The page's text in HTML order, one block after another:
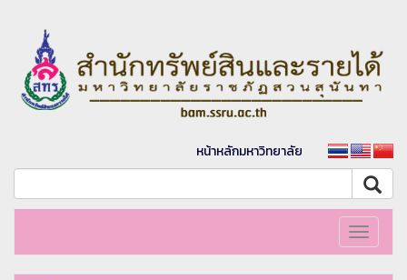
หน้าหลักมหาวิทยาลัย
Toggle